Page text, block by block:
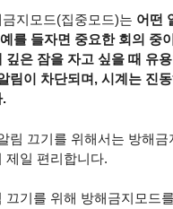
지모드(집중모드)는 어떤
를 들자면 중요한 회의 중
깊은 잠을 자고 싶을 때 유용
림이 차단되며, 시계는 진
.
림 끄기를 위해서는 방해
제일 편리합니다.
끄기를 위해 방해금지모드